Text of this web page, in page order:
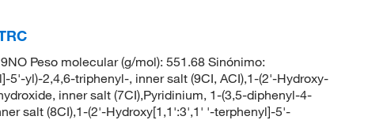
Peso molecular (g/mol): 551.68 Sinónimo:
yl)-2,4,6-triphenyl-, inner salt (9CI, ACI),1-(2'-Hydroxy-
inner salt (7CI),Pyridinium, 1-(3,5-diphenyl-4-
salt (8CI),1-(2'-Hydroxy[1,1':3',1' '-terphenyl]-5'-